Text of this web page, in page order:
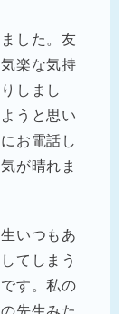
した。友
楽な気持
しまし
うと思い
お電話し
が晴れま
いつもあ
てしまう
す。私の